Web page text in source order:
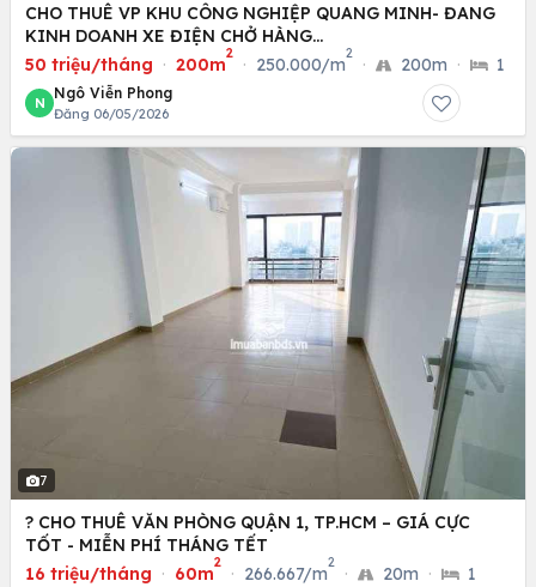
CHO THUÊ VP KHU CÔNG NGHIỆP QUANG MINH- ĐANG
KINH DOANH XE ĐIỆN CHỞ HÀNG
(XEDIENCHOHANG.COM)
50 triệu/tháng · 200m
2
· 250.000/m
2
· 200m · 1
N
Ngô Viễn Phong
Đăng 06/05/2026
7
? CHO THUÊ VĂN PHÒNG QUẬN 1, TP.HCM – GIÁ CỰC
TỐT - MIỄN PHÍ THÁNG TẾT
16 triệu/tháng · 60m
2
· 266.667/m
2
· 20m · 1